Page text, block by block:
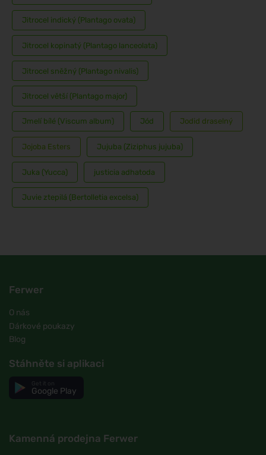
Jitrocel indický (Plantago ovata)
Jitrocel kopinatý (Plantago lanceolata)
Jitrocel sněžný (Plantago nivalis)
Jitrocel větší (Plantago major)
Jmelí bílé (Viscum album) Jód Jodid draselný
Jojoba Esters Jujuba (Ziziphus jujuba)
Juka (Yucca) justicia adhatoda
Juvie ztepilá (Bertolletia excelsa)
Ferwer
O nás
Dárkové poukazy
Blog
Stáhněte si aplikaci
Google Play
Kamenná prodejna Ferwer